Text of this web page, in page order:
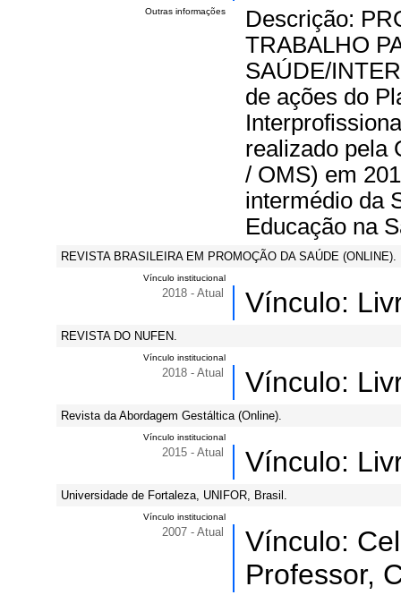
Outras informações
Descrição:
TRABALHO
SAÚDE/
de ações do
realizado pela
/ OMS) em
intermédio da
Educação na
REVISTA BRASILEIRA EM PROMOÇÃO DA SAÚDE (ONLINE).
Vínculo institucional
2018 - Atual Vínculo:
REVISTA DO NUFEN.
Vínculo institucional
2018 - Atual Vínculo:
Revista da Abordagem Gestáltica (Online).
Vínculo institucional
2015 - Atual Vínculo:
Universidade de Fortaleza, UNIFOR, Brasil.
Vínculo institucional
2007 - Atual
Vínculo:
Professor,